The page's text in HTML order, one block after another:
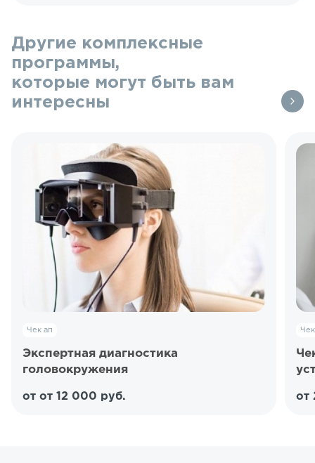
Другие комплексные
программы,
которые могут быть вам
интересны
Чек ап
Экспертная диагностика
головокружения
от от 12 000 руб. от